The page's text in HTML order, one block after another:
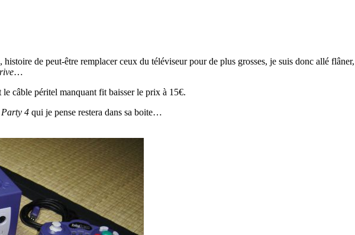
de peut-être remplacer ceux du téléviseur pour de plus grosses, je suis donc allé
…
le câble péritel manquant fit baisser le prix à 15€.
4 qui je pense restera dans sa boite…